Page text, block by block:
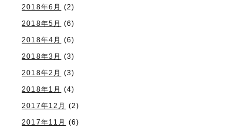
2018年6月
(2)
2018年5月
(6)
2018年4月
(6)
2018年3月
(3)
2018年2月
(3)
2018年1月
(4)
2017年12月
(2)
2017年11月
(6)